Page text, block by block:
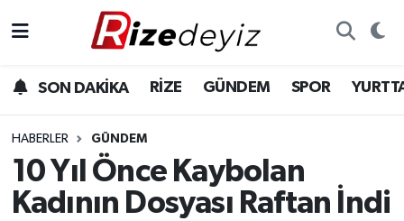
SON DAKİKA RİZE GÜNDEM SPOR
HABERLER GÜNDEM
10 Yıl Önce Kaybolan
Kadının Dosyası Raftan İndi
Gündem
Yurttan Haberler
Ekonomi
Rize Hava Durumu
Rize Trafik Yoğunluk Haritası
Süper Lig Puan Durumu ve Fikstür